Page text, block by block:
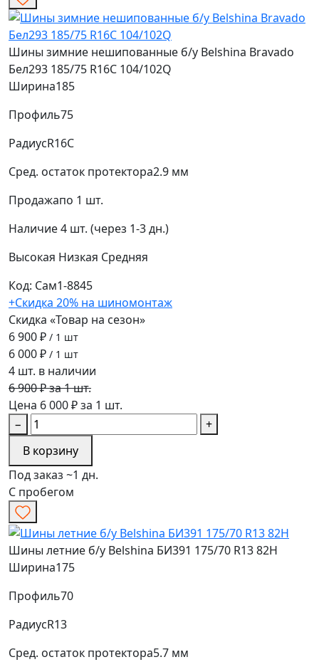
Шины зимние нешипованные б/у Belshina Bravado
Бел293 185/75 R16C 104/102Q
Ширина185
Профиль75
РадиусR16C
Сред. остаток протектора2.9 мм
Продажапо 1 шт.
Наличие4 шт. (через 1-3 дн.)
Высокая Низкая Средняя
Код: Сам1-8845
+Скидка 20% на шиномонтаж
Скидка «Товар на сезон»
6 900 ₽ / 1 шт
6 000 ₽ / 1 шт
4 шт. в наличии
6 900 ₽ за 1 шт.
Цена 6 000 ₽ за 1 шт.
−
+
В корзину
Под заказ ~1 дн.
С пробегом
Шины летние б/у Belshina БИ391 175/70 R13 82H
Ширина175
Профиль70
РадиусR13
Сред. остаток протектора5.7 мм